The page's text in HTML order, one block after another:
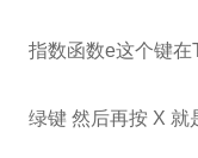
指数函数e这个键在
绿键 然后再按 X 就